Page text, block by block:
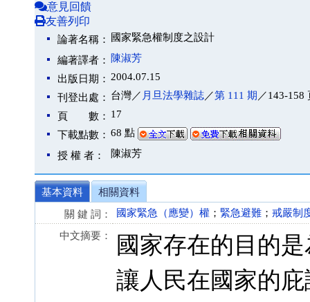
意見回饋
友善列印
論著名稱： 國家緊急權制度之設計
編著譯者：
陳淑芳
出版日期： 2004.07.15
刊登出處： 台灣／ 月旦法學雜誌／第 111 期 ／143-158
頁 數： 17
下載點數： 68 點
授 權 者： 陳淑芳
基本資料
相關資料
關 鍵 詞：
國家緊急（應變）權 ； 緊急避難 ； 戒嚴制
中文摘要：
國家存在的目的
讓人民在國家的